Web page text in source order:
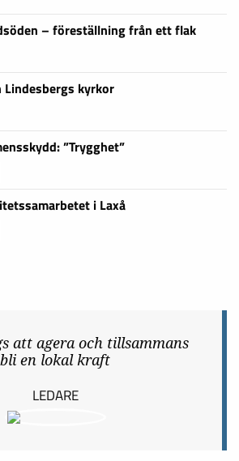
– föreställning från ett flak
Lindesbergs kyrkor
”Trygghet”
i Laxå
att agera och tillsammans
bli en lokal kraft
LEDARE